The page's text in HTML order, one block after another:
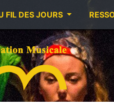
FIL DES JOURS